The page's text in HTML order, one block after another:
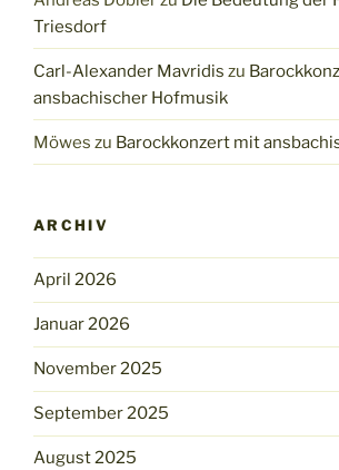
Triesdorf
Carl-Alexander Mavridis zu
ansbachischer Hofmusik
Möwes zu Barockkonzert mit
ARCHIV
April 2026
Januar 2026
November 2025
September 2025
August 2025